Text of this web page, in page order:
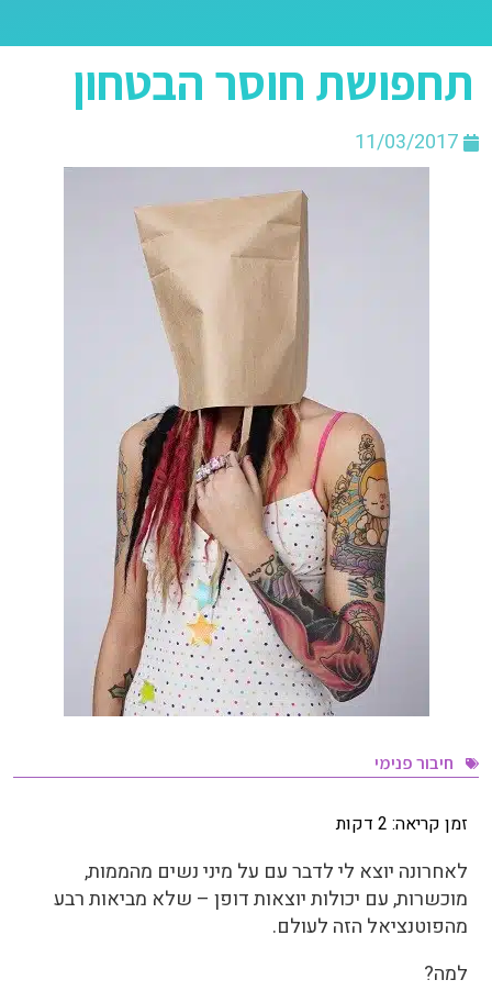
תחפושת חוסר הבטחון
11/03/2017
חיבור פנימי
זמן קריאה: 2 דקות
לאחרונה יוצא לי לדבר עם על מיני נשים מהממות,
מוכשרות, עם יכולות יוצאות דופן – שלא מביאות רבע
מהפוטנציאל הזה לעולם.
למה?